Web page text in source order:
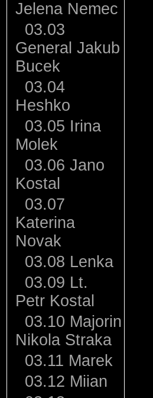
Jelena Nemec
03.03
General Jakub
Bucek
03.04
Heshko
03.05 Irina
Molek
03.06 Jano
Kostal
03.07
Katerina
Novak
03.08 Lenka
03.09 Lt.
Petr Kostal
03.10 Majorin
Nikola Straka
03.11 Marek
03.12 Miian